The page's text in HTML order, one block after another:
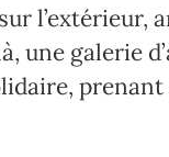
l’extérieur,
une galerie